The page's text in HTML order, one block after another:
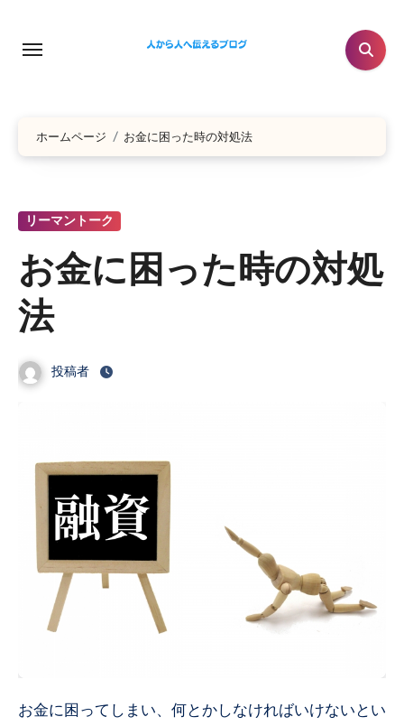
ホームページ お金に困った時の対処法
リーマントーク
お金に困った時の対処
法
投稿者
お金に困ってしまい、何とかしなければいけないとい